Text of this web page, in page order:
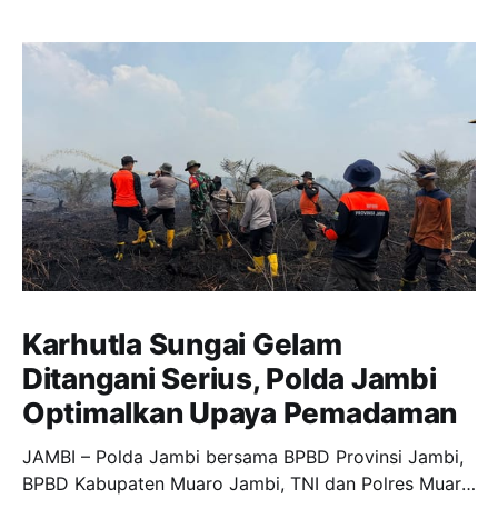
Karhutla Sungai Gelam
Ditangani Serius, Polda Jambi
Optimalkan Upaya Pemadaman
JAMBI – Polda Jambi bersama BPBD Provinsi Jambi,
BPBD Kabupaten Muaro Jambi, TNI dan Polres Muaro